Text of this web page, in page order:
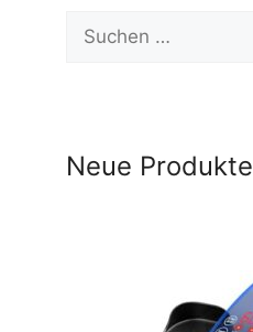
nach:
Neue Produkte